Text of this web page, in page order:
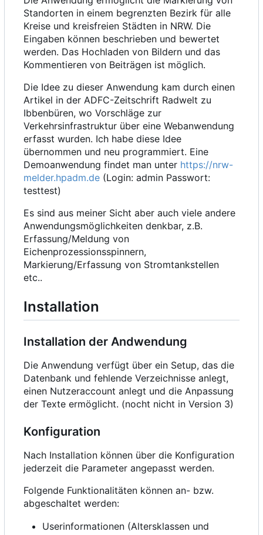
Standorten in einem begrenzten Bezirk für alle
Kreise und kreisfreien Städten in NRW. Die
Eingaben können beschrieben und bewertet
werden. Das Hochladen von Bildern und das
Kommentieren von Beiträgen ist möglich.
Die Idee zu dieser Anwendung kam durch einen
Artikel in der ADFC-Zeitschrift Radwelt zu
Ibbenbüren, wo Vorschläge zur
Verkehrsinfrastruktur über eine Webanwendung
erfasst wurden. Ich habe diese Idee
übernommen und neu programmiert. Eine
Demoanwendung findet man unter https://nrw-
melder.hpadm.de (Login: admin Passwort:
testtest)
Es sind aus meiner Sicht aber auch viele andere
Anwendungsmöglichkeiten denkbar, z.B.
Erfassung/Meldung von
Eichenprozessionsspinnern,
Markierung/Erfassung von Stromtankstellen
etc..
Installation
Installation der Andwendung
Die Anwendung verfügt über ein Setup, das die
Datenbank und fehlende Verzeichnisse anlegt,
einen Nutzeraccount anlegt und die Anpassung
der Texte ermöglicht. (nocht nicht in Version 3)
Konfiguration
Nach Installation können über die Konfiguration
jederzeit die Parameter angepasst werden.
Folgende Funktionalitäten können an- bzw.
abgeschaltet werden:
Userinformationen (Altersklassen und